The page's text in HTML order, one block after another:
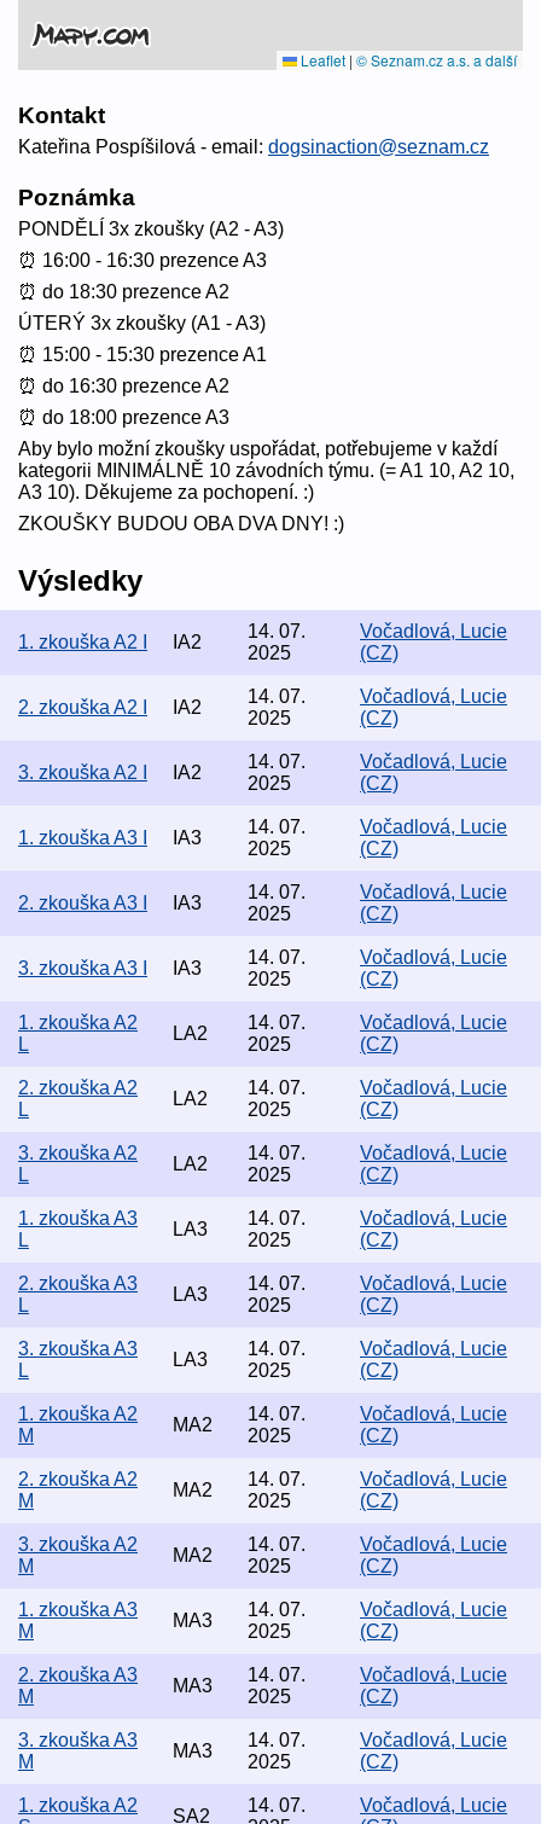
Leaflet | © Seznam.cz a.s. a další
Kontakt
Kateřina Pospíšilová - email: dogsinaction@seznam.cz
Poznámka
PONDĚLÍ 3x zkoušky (A2 - A3)
⏰ 16:00 - 16:30 prezence A3
⏰ do 18:30 prezence A2
ÚTERÝ 3x zkoušky (A1 - A3)
⏰ 15:00 - 15:30 prezence A1
⏰ do 16:30 prezence A2
⏰ do 18:00 prezence A3
Aby bylo možní zkoušky uspořádat, potřebujeme v každí
kategorii MINIMÁLNĚ 10 závodních týmu. (= A1 10, A2 10,
A3 10). Děkujeme za pochopení. :)
ZKOUŠKY BUDOU OBA DVA DNY! :)
Výsledky
1. zkouška A2 I IA2
14. 07.
2025
Vočadlová, Lucie
(CZ)
2. zkouška A2 I IA2
14. 07.
2025
Vočadlová, Lucie
(CZ)
3. zkouška A2 I IA2
14. 07.
2025
Vočadlová, Lucie
(CZ)
1. zkouška A3 I IA3
14. 07.
2025
Vočadlová, Lucie
(CZ)
2. zkouška A3 I IA3
14. 07.
2025
Vočadlová, Lucie
(CZ)
3. zkouška A3 I IA3
14. 07.
2025
Vočadlová, Lucie
(CZ)
1. zkouška A2
L
LA2
14. 07.
2025
Vočadlová, Lucie
(CZ)
2. zkouška A2
L
LA2
14. 07.
2025
Vočadlová, Lucie
(CZ)
3. zkouška A2
L
LA2
14. 07.
2025
Vočadlová, Lucie
(CZ)
1. zkouška A3
L
LA3
14. 07.
2025
Vočadlová, Lucie
(CZ)
2. zkouška A3
L
LA3
14. 07.
2025
Vočadlová, Lucie
(CZ)
3. zkouška A3
L
LA3
14. 07.
2025
Vočadlová, Lucie
(CZ)
1. zkouška A2
M
MA2
14. 07.
2025
Vočadlová, Lucie
(CZ)
2. zkouška A2
M
MA2
14. 07.
2025
Vočadlová, Lucie
(CZ)
3. zkouška A2
M
MA2
14. 07.
2025
Vočadlová, Lucie
(CZ)
1. zkouška A3
M
MA3
14. 07.
2025
Vočadlová, Lucie
(CZ)
2. zkouška A3
M
MA3
14. 07.
2025
Vočadlová, Lucie
(CZ)
3. zkouška A3
M
MA3
14. 07.
2025
Vočadlová, Lucie
(CZ)
1. zkouška A2
SA2
14. 07.
Vočadlová, Lucie